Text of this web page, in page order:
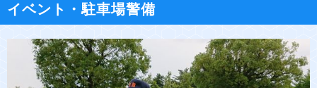
イベント・駐車場警備